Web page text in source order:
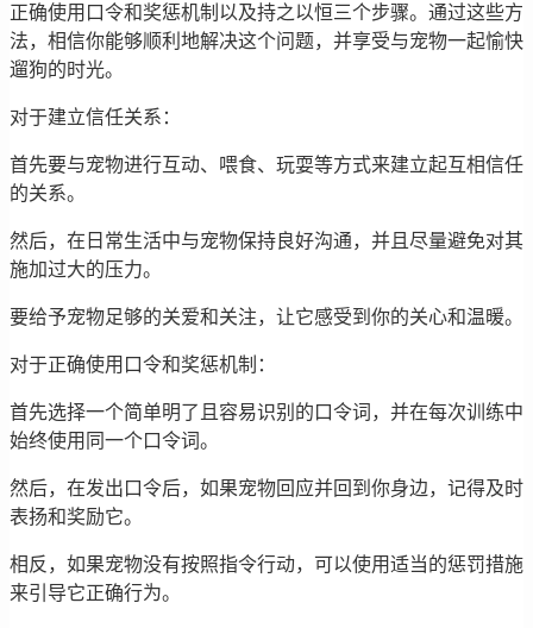
正确使用口令和奖惩机制以及持之以恒三个步骤。通过这些方
法，相信你能够顺利地解决这个问题，并享受与宠物一起愉快
遛狗的时光。
对于建立信任关系：
首先要与宠物进行互动、喂食、玩耍等方式来建立起互相信任
的关系。
然后，在日常生活中与宠物保持良好沟通，并且尽量避免对其
施加过大的压力。
要给予宠物足够的关爱和关注，让它感受到你的关心和温暖。
对于正确使用口令和奖惩机制：
首先选择一个简单明了且容易识别的口令词，并在每次训练中
始终使用同一个口令词。
然后，在发出口令后，如果宠物回应并回到你身边，记得及时
表扬和奖励它。
相反，如果宠物没有按照指令行动，可以使用适当的惩罚措施
来引导它正确行为。